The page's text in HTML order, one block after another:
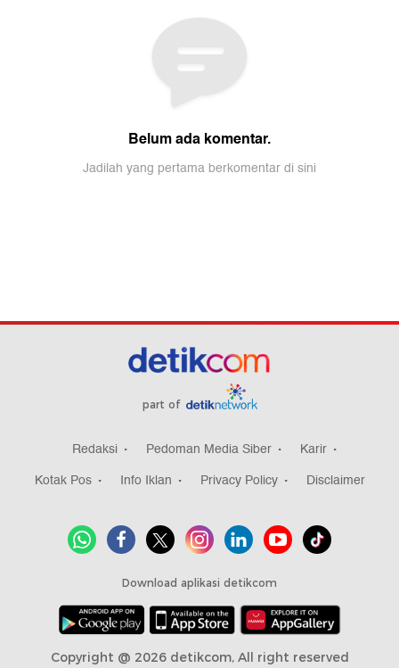
part of
Redaksi Pedoman Media Siber
Karir
Kotak Pos
Info Iklan Privacy Policy Disclaimer
Download aplikasi detikcom
Copyright @ 2026 detikcom, All right reserved